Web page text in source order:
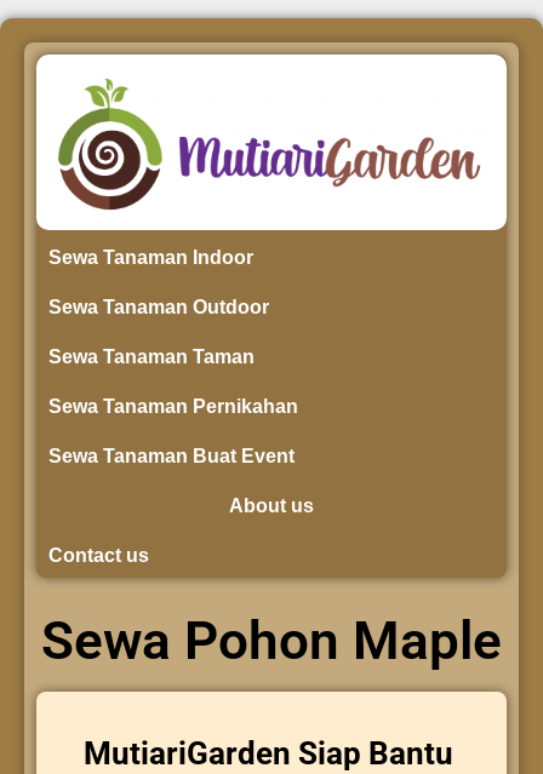
Sewa Tanaman Indoor
Sewa Tanaman Outdoor
Sewa Tanaman Taman
Sewa Tanaman Pernikahan
Sewa Tanaman Buat Event
About us
Contact us
Sewa Pohon Maple
MutiariGarden Siap Bantu